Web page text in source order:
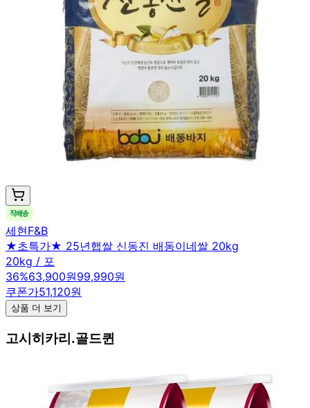
세현F&B
★초특가★ 25년햅쌀 신동진 배동이네쌀 20kg
20kg / 포
36%63,900원99,990원
쿠폰가51,120원
상품 더 보기
고시히카리.골드퀸